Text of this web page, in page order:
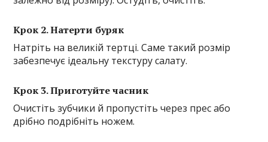
Крок 2. Натерти буряк
Натріть на великій тертці. Саме такий розмір
забезпечує ідеальну текстуру салату.
Крок 3. Приготуйте часник
Очистіть зубчики й пропустіть через прес або
дрібно подрібніть ножем.